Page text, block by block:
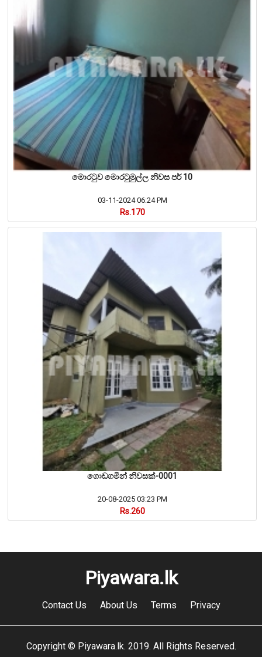
මොරටුව මොරටුමුල්ල නිවස පර් 10
03-11-2024 06:24 PM
Rs.170
ගොඩගමින් නිවසක්-0001
20-08-2025 03:23 PM
Rs.260
Piyawara.lk
Contact Us About Us Terms Privacy
Copyright © Piyawara.lk. 2019. All Rights Reserved.